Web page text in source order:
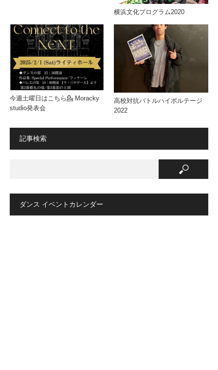
横浜文化プログラム2020
今週土曜日はこちら💁 Moracky
studio発表会
高校対抗バトルハイボルテージ
2022
記事検索
ダンス イベントカレンダー